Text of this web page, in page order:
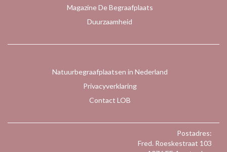
Magazine De Begraafplaats
Duurzaamheid
Natuurbegraafplaatsen in Nederland
Privacyverklaring
Contact LOB
Postadres:
Fred. Roeskestraat 103